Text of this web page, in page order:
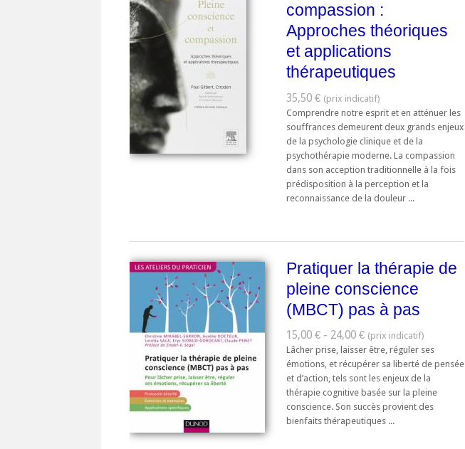
compassion :
Approches théoriques
et applications
thérapeutiques
35,50 €
Comprendre notre esprit et en atténuer les
souffrances demeurent deux grands enjeux
de la psychologie clinique et de la
psychothérapie moderne. La compassion
dans son acception traditionnelle à la fois
prédisposition à la perception et la
reconnaissance de la douleur ...
Pratiquer la thérapie de
pleine conscience
(MBCT) pas à pas
15,00 € - 24,00 €
Lâcher prise, laisser être, réguler ses
émotions, et récupérer sa liberté de pensée
et d’action, tels sont les enjeux de la
thérapie cognitive basée sur la pleine
conscience. Son succès provient des
bienfaits thérapeutiques ...